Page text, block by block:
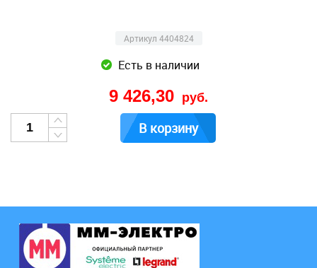
Артикул 4404824
Есть в наличии
9 426,30 руб.
В корзину